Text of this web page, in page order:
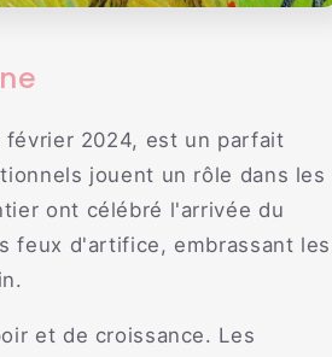
février 2024, est un parfait
jouent un rôle dans les
ont célébré l'arrivée du
feux d'artifice, embrassant les
et de croissance. Les